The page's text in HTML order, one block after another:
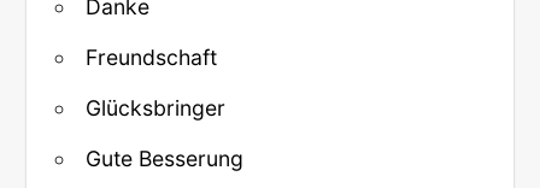
Danke
Freundschaft
Glücksbringer
Gute Besserung